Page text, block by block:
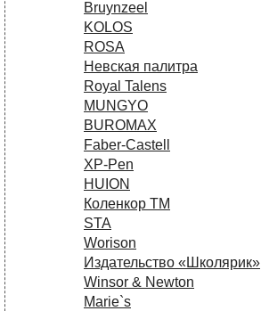
Bruynzeel
KOLOS
ROSA
Невская палитра
Royal Talens
MUNGYO
BUROMAX
Faber-Castell
XP-Pen
HUION
Коленкор ТМ
STA
Worison
Издательство «Школярик»
Winsor & Newton
Marie`s